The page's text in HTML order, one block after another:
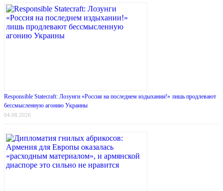
Responsible Statecraft: Лозунги «Россия на последнем издыхании!» лишь продлевают
бессмысленную агонию Украины
04.08.2026